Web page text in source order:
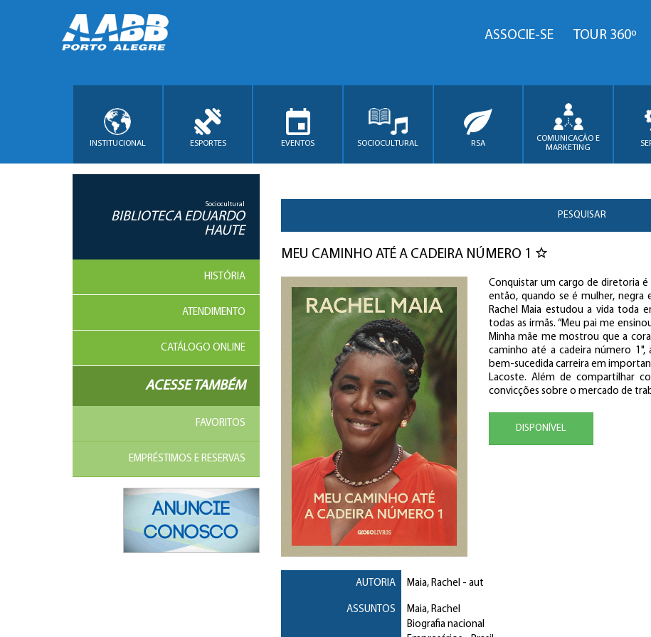
ASSOCIE-SE TOUR 360º
INSTITUCIONAL ESPORTES EVENTOS SOCIOCULTURAL RSA
COMUNICAÇÃO E
MARKETING
Sociocultural
BIBLIOTECA EDUARDO
HAUTE
HISTÓRIA
ATENDIMENTO
CATÁLOGO ONLINE
ACESSE TAMBÉM
FAVORITOS
EMPRÉSTIMOS E RESERVAS
PESQUISAR
MEU CAMINHO ATÉ A CADEIRA NÚMERO 1
Conquistar um cargo de diretoria
então, quando se é mulher, negra
Rachel Maia estudou a vida toda
todas as irmãs. “Meu pai me
Minha mãe me mostrou que a
caminho até a cadeira número
bem-sucedida carreira em
Lacoste. Além de compartilhar
convicções sobre o mercado de
DISPONÍVEL
AUTORIA Maia, Rachel - aut
ASSUNTOS
Maia, Rachel
Biografia nacional